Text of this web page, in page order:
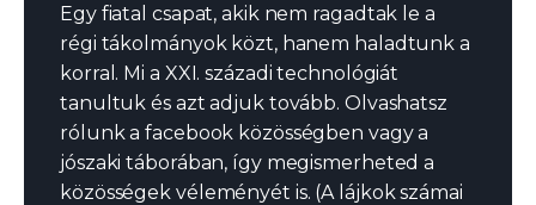
Egy fiatal csapat, akik nem ragadtak le a
régi tákolmányok közt, hanem haladtunk a
korral. Mi a XXI. századi technológiát
tanultuk és azt adjuk tovább. Olvashatsz
rólunk a facebook közösségben vagy a
jószaki táborában, így megismerheted a
közösségek véleményét is. (A lájkok számai